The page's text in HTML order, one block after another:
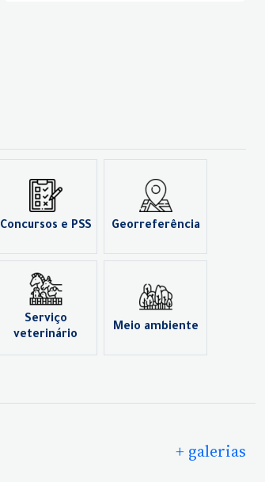
Concursos e PSS Georreferência
Serviço
veterinário
Meio ambiente
+ galerias